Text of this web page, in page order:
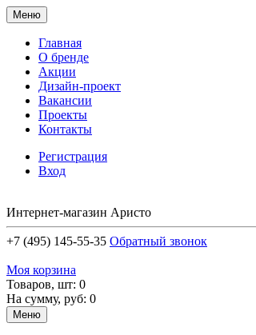
Меню
Главная
О бренде
Акции
Дизайн-проект
Вакансии
Проекты
Контакты
Регистрация
Вход
Интернет-магазин Аристо
+7 (495) 145-55-35 Обратный звонок
Моя корзина
Товаров, шт: 0
На сумму, руб: 0
Меню